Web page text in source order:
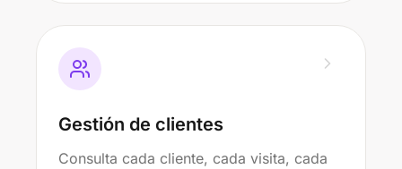
Gestión de clientes
Consulta cada cliente, cada visita, cada